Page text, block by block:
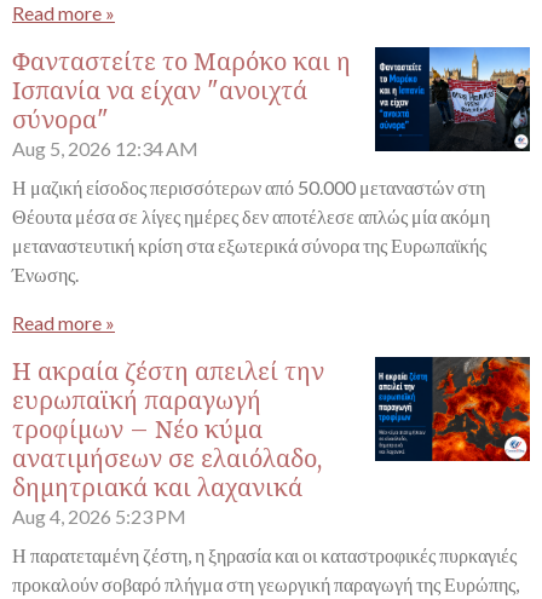
Read more »
Φανταστείτε το Μαρόκο και η
Ισπανία να είχαν "ανοιχτά
σύνορα"
Aug 5, 2026 12:34 AM
Η μαζική είσοδος περισσότερων από 50.000 μεταναστών στη
Θέουτα μέσα σε λίγες ημέρες δεν αποτέλεσε απλώς μία ακόμη
μεταναστευτική κρίση στα εξωτερικά σύνορα της Ευρωπαϊκής
Ένωσης.
Read more »
Η ακραία ζέστη απειλεί την
ευρωπαϊκή παραγωγή
τροφίμων – Νέο κύμα
ανατιμήσεων σε ελαιόλαδο,
δημητριακά και λαχανικά
Aug 4, 2026 5:23 PM
Η παρατεταμένη ζέστη, η ξηρασία και οι καταστροφικές πυρκαγιές
προκαλούν σοβαρό πλήγμα στη γεωργική παραγωγή της Ευρώπης,